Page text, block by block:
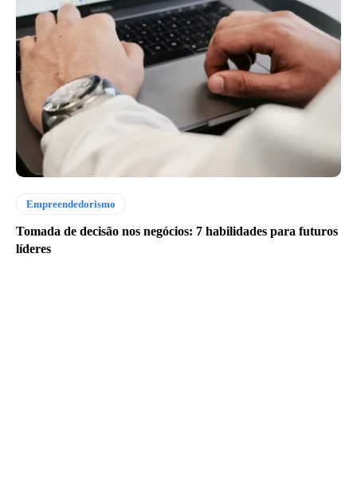
Empreendedorismo
Tomada de decisão nos negócios: 7 habilidades para futuros
líderes